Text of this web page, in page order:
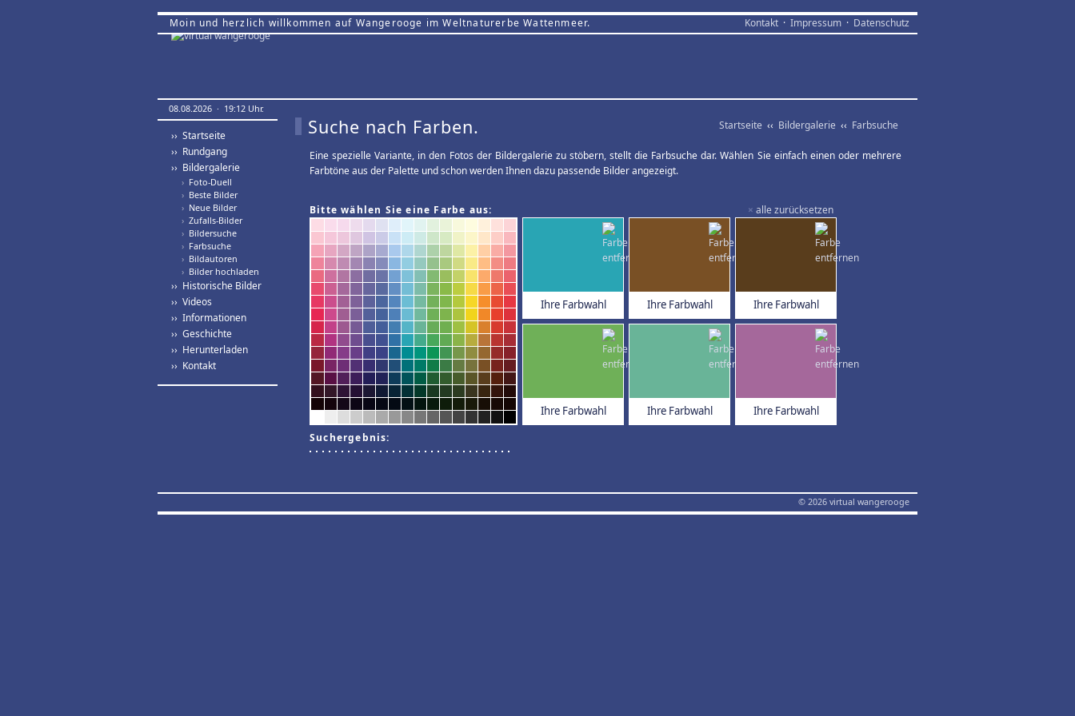
Moin und herzlich willkommen auf Wangerooge im Weltnaturerbe Wattenmeer. Kontakt · Impressum · Datenschutz
08.08.2026 · 19:12 Uhr.
›› Startseite
›› Rundgang
›› Bildergalerie
› Foto-Duell
› Beste Bilder
› Neue Bilder
› Zufalls-Bilder
› Bildersuche
› Farbsuche
› Bildautoren
› Bilder hochladen
›› Historische Bilder
›› Videos
›› Informationen
›› Geschichte
›› Herunterladen
›› Kontakt
Startseite ‹‹ Bildergalerie ‹‹ Farbsuche
Suche nach Farben.
Eine spezielle Variante, in den Fotos der Bildergalerie zu stöbern, stellt die Farbsuche dar. Wählen Sie einfach einen oder mehrere
Farbtöne aus der Palette und schon werden Ihnen dazu passende Bilder angezeigt.
× alle zurücksetzen
Bitte wählen Sie eine Farbe aus:
Ihre Farbwahl Ihre Farbwahl Ihre Farbwahl
Ihre Farbwahl Ihre Farbwahl Ihre Farbwahl
Suchergebnis:
© 2026 virtual wangerooge